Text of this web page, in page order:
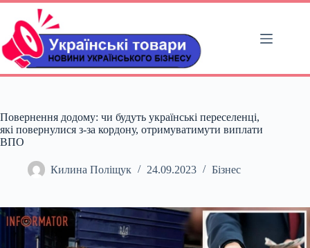
Перейти
вмісту
Повернення додому: чи будуть українські переселенці,
які повернулися з-за кордону, отримуватимути виплати
ВПО
Килина Поліщук 24.09.2023 Бізнес